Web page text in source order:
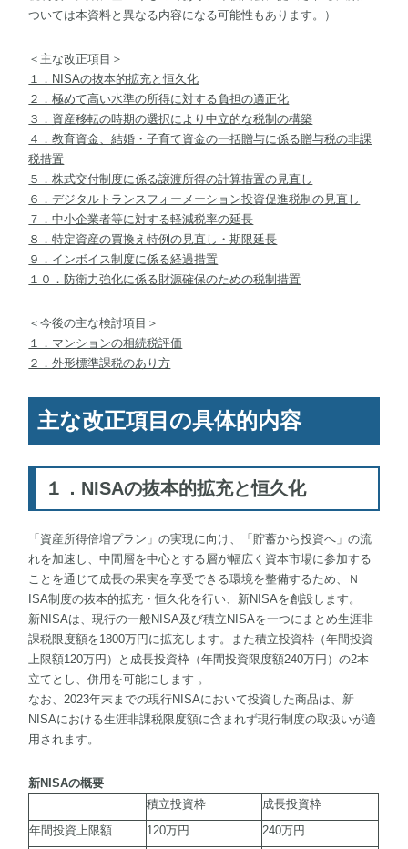
ついては本資料と異なる内容になる可能性もあります。）
＜主な改正項目＞
１．NISAの抜本的拡充と恒久化
２．極めて高い水準の所得に対する負担の適正化
３．資産移転の時期の選択により中立的な税制の構築
４．教育資金、結婚・子育て資金の一括贈与に係る贈与税の非課
税措置
５．株式交付制度に係る譲渡所得の計算措置の見直し
６．デジタルトランスフォーメーション投資促進税制の見直し
７．中小企業者等に対する軽減税率の延長
８．特定資産の買換え特例の見直し・期限延長
９．インボイス制度に係る経過措置
１０．防衛力強化に係る財源確保のための税制措置
＜今後の主な検討項目＞
１．マンションの相続税評価
２．外形標準課税のあり方
主な改正項目の具体的内容
１．NISAの抜本的拡充と恒久化
「資産所得倍増プラン」の実現に向け、「貯蓄から投資へ」の流
れを加速し、中間層を中心とする層が幅広く資本市場に参加する
ことを通じて成長の果実を享受できる環境を整備するため、Ｎ
ISA制度の抜本的拡充・恒久化を行い、新NISAを創設します。
新NISAは、現行の一般NISA及び積立NISAを一つにまとめ生涯非
課税限度額を1800万円に拡充します。また積立投資枠（年間投資
上限額120万円）と成長投資枠（年間投資限度額240万円）の2本
立てとし、併用を可能にします 。
なお、2023年末までの現行NISAにおいて投資した商品は、新
NISAにおける生涯非課税限度額に含まれず現行制度の取扱いが適
用されます。
新NISAの概要
積立投資枠
成長投資枠
年間投資上限額
120万円
240万円